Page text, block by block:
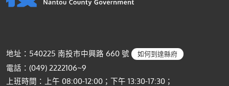
地址：540225 南投市中興路 660 號 如何到達縣府
電話：(049) 2222106~9
上班時間：上午 08:00-12:00；下午 13:30-17:30；